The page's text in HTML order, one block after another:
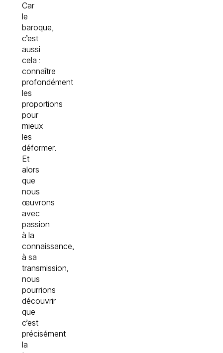
Car
le
baroque,
c’est
aussi
cela :
connaître
profondément
les
proportions
pour
mieux
les
déformer.
Et
alors
que
nous
œuvrons
avec
passion
à la
connaissance,
à sa
transmission,
nous
pourrions
découvrir
que
c’est
précisément
la